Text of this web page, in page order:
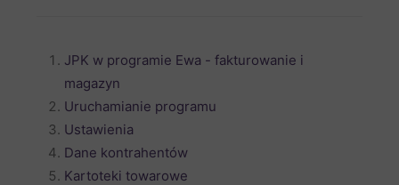
JPK w programie Ewa - fakturowanie i
magazyn
Uruchamianie programu
Ustawienia
Dane kontrahentów
Kartoteki towarowe